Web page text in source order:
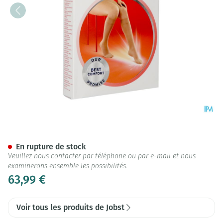
63,99 €
En rupture de stock
Veuillez nous contacter par téléphone ou par e-mail et nous
examinerons ensemble les possibilités.
Voir tous les produits de Jobst